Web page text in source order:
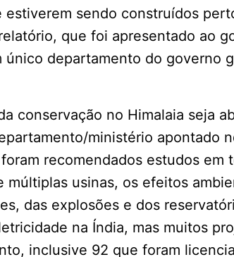
estiverem sendo construídos
que foi apresentado ao
departamento do governo
conservação no Himalaia seja
ministério apontado
recomendados estudos em
usinas, os efeitos
das explosões e dos
na Índia, mas muitos
inclusive 92 que foram